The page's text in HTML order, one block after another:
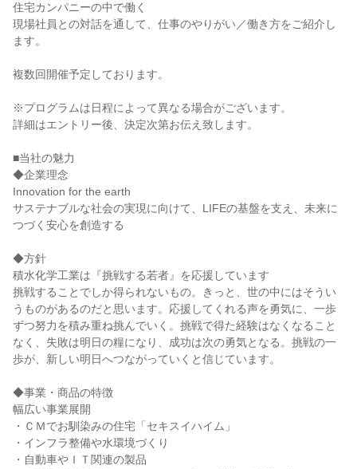
住宅カンパニーの中で働く
現場社員との対話を通して、仕事のやりがい／働き方をご紹介し
ます。
複数回開催予定しております。
※プログラムは日程によって異なる場合がございます。
詳細はエントリー後、決定次第お伝え致します。
■当社の魅力
◆企業理念
Innovation for the earth
サステナブルな社会の実現に向けて、LIFEの基盤を支え、未来に
つづく安心を創造する
◆方針
積水化学工業は『挑戦する若者』を応援しています
挑戦することでしか得られないもの。きっと、世の中にはそうい
うものがあるのだと思います。応援してくれる声を勇気に、一歩
ずつ努力を積み重ね挑んでいく。挑戦で得た経験はなくなること
なく、失敗は明日の糧になり、成功は次の勇気となる。挑戦の一
歩が、新しい明日へつながっていくと信じています。
◆事業・商品の特徴
幅広い事業展開
・ＣＭでお馴染みの住宅「セキスイハイム」
・インフラ整備や水環境づくり
・自動車やＩＴ関連の製品